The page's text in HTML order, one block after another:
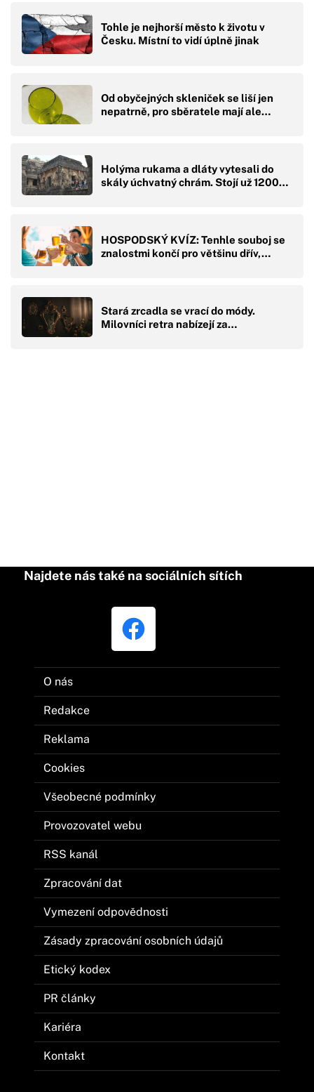
Tohle je nejhorší město k životu v
Česku. Místní to vidí úplně jinak
Od obyčejných skleniček se liší jen
nepatrně, pro sběratele mají ale…
Holýma rukama a dláty vytesali do
skály úchvatný chrám. Stojí už 1200…
HOSPODSKÝ KVÍZ: Tenhle souboj se
znalostmi končí pro většinu dřív,…
Stará zrcadla se vrací do módy.
Milovníci retra nabízejí za…
Najdete nás také na sociálních sítích
O nás
Redakce
Reklama
Cookies
Všeobecné podmínky
Provozovatel webu
RSS kanál
Zpracování dat
Vymezení odpovědnosti
Zásady zpracování osobních údajů
Etický kodex
PR články
Kariéra
Kontakt